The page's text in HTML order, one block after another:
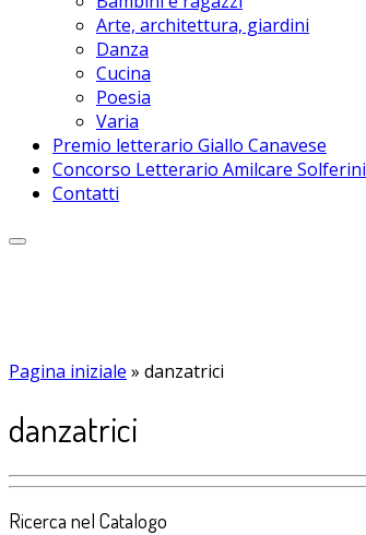
Arte, architettura, giardini
Danza
Cucina
Poesia
Varia
Premio letterario Giallo Canavese
Concorso Letterario Amilcare Solferini
Contatti
Pagina iniziale » danzatrici
danzatrici
Ricerca nel Catalogo